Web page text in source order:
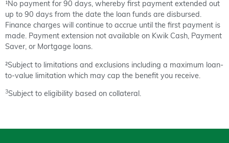
¹No payment for 90 days, whereby first payment extended out
up to 90 days from the date the loan funds are disbursed.
Finance charges will continue to accrue until the first payment is
made. Payment extension not available on Kwik Cash, Payment
Saver, or Mortgage loans.
²Subject to limitations and exclusions including a maximum loan-
to-value limitation which may cap the benefit you receive.
3Subject to eligibility based on collateral.